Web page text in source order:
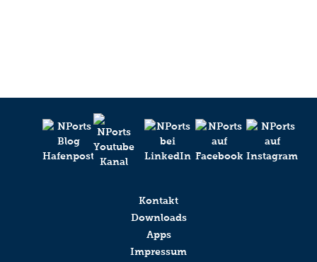
Kontakt
Downloads
Apps
Impressum